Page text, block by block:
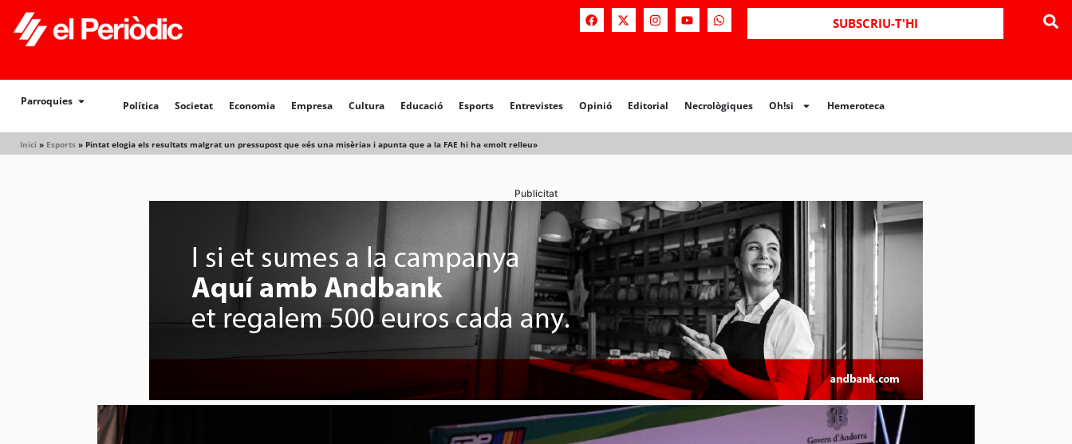
SUBSCRIU-T'HI
Parroquies Política Societat Economia Empresa Cultura Educació Esports Entrevistes Opinió Editorial Necrològiques Oh!si Hemeroteca
Inici » Esports » Pintat elogia els resultats malgrat un pressupost que «és una misèria» i apunta que a la FAE hi ha «molt relleu»
Publicitat